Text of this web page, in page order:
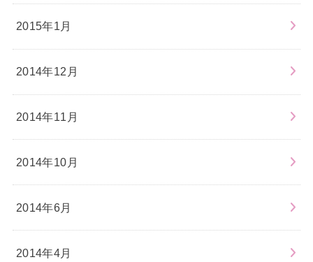
2015年1月
2014年12月
2014年11月
2014年10月
2014年6月
2014年4月